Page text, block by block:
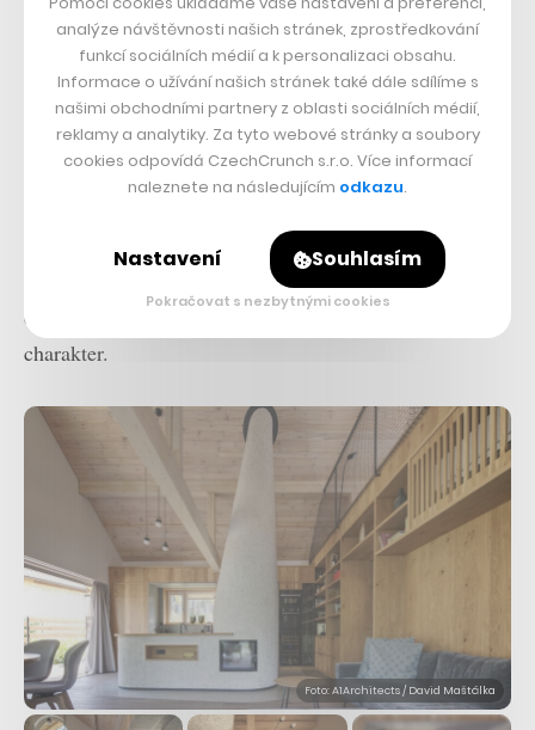
terasy před sluncem i nepřízní počasí. Zajímavým
detailem je velké kruhové okno, které vpouští světlo do
otevřeného stropu a dává objektu lehce skandinávský
charakter.
Foto: A1Architects / David Maštálka
analýze návštěvnosti našich stránek, zprostředkování
funkcí sociálních médií a k personalizaci obsahu.
Informace o užívání našich stránek také dále sdílíme s
našimi obchodními partnery z oblasti sociálních médií,
reklamy a analytiky. Za tyto webové stránky a soubory
cookies odpovídá CzechCrunch s.r.o. Více informací
naleznete na následujícím odkazu.
Nastavení Souhlasím
Pokračovat s nezbytnými cookies